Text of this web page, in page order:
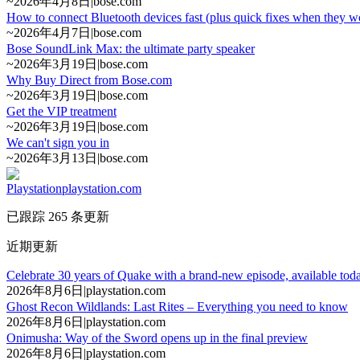
How to connect Bluetooth devices fast (plus quick fixes when they
~2026年4月7日 |bose.com
Bose SoundLink Max: the ultimate party speaker
~2026年3月19日 |bose.com
Why Buy Direct from Bose.com
~2026年3月19日 |bose.com
Get the VIP treatment
~2026年3月19日 |bose.com
We can't sign you in
~2026年3月13日 |bose.com
Playstationplaystation.com
已跟踪 265 条更新
近期更新
Celebrate 30 years of Quake with a brand-new episode, available
2026年8月6日 |playstation.com
Ghost Recon Wildlands: Last Rites – Everything you need to know
2026年8月6日 |playstation.com
Onimusha: Way of the Sword opens up in the final preview
2026年8月6日 |playstation.com